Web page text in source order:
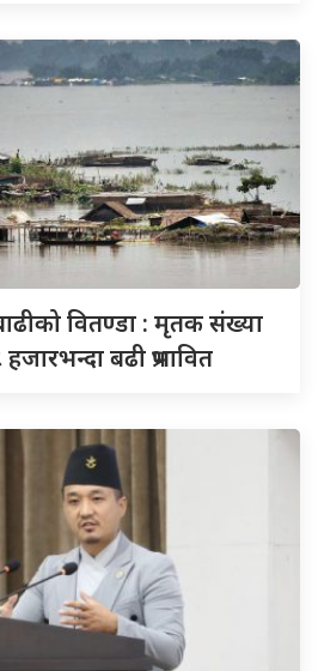
वितण्डा : मृतक संख्या
बढी प्रभावित